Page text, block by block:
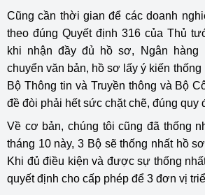
Cũng cần thời gian để các doanh
theo đúng Quyết định 316 của Thủ
khi nhận đầy đủ hồ sơ, Ngân hàng
chuyển văn bản, hồ sơ lấy ý kiến
Bộ Thông tin và Truyền thông và Bộ
đề đòi phải hết sức chặt chẽ, đúng quy
Về cơ bản, chúng tôi cũng đã thống
tháng 10 này, 3 Bộ sẽ thống nhất hồ
Khi đủ điều kiện và được sự thống
quyết định cho cấp phép để 3 đơn vị